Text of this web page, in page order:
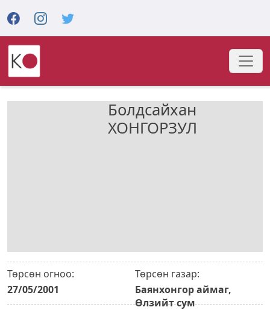
Болдсайхан
ХОНГОРЗУЛ
Төрсөн огноо:
27/05/2001
Төрсөн газар:
Баянхонгор аймаг,
Өлзийт сум